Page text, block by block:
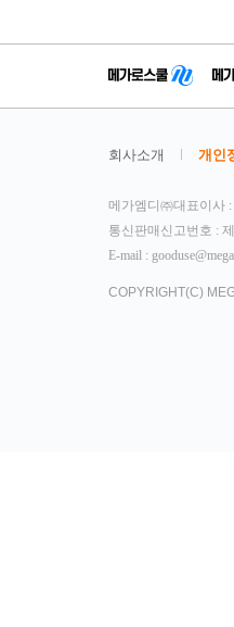
회사소개 개인
메가엠디㈜대표이사 :
통신판매신고번호 :
E-mail :
COPYRIGHT(C)